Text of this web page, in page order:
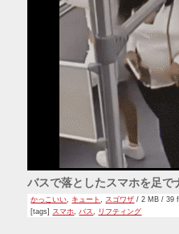
バスで落としたスマホを足で
かっこいい キュート スゴワザ / 2 MB / 39
[tags] スマホ バス リフティング